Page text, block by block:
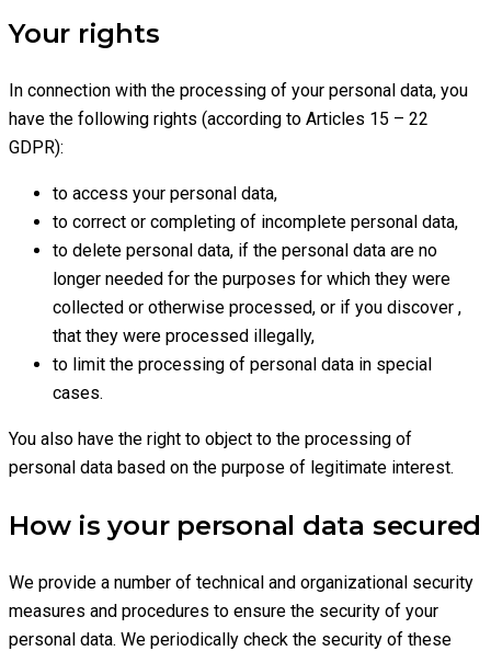
Your rights
In connection with the processing of your personal data, you
have the following rights (according to Articles 15 – 22
GDPR):
to access your personal data,
to correct or completing of incomplete personal data,
to delete personal data, if the personal data are no
longer needed for the purposes for which they were
collected or otherwise processed, or if you discover ,
that they were processed illegally,
to limit the processing of personal data in special
cases.
You also have the right to object to the processing of
personal data based on the purpose of legitimate interest.
How is your personal data secured
We provide a number of technical and organizational security
measures and procedures to ensure the security of your
personal data. We periodically check the security of these